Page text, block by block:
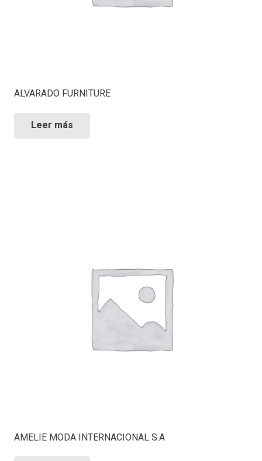
ALVARADO FURNITURE
Leer más
AMELIE MODA INTERNACIONAL S.A